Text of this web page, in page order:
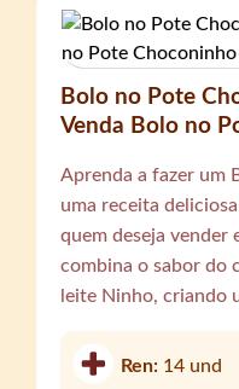
Bolo no Pote
Venda Bolo no
Aprenda a fazer um
uma receita
quem deseja vender
combina o sabor do
leite Ninho, criando
Ren: 14 und